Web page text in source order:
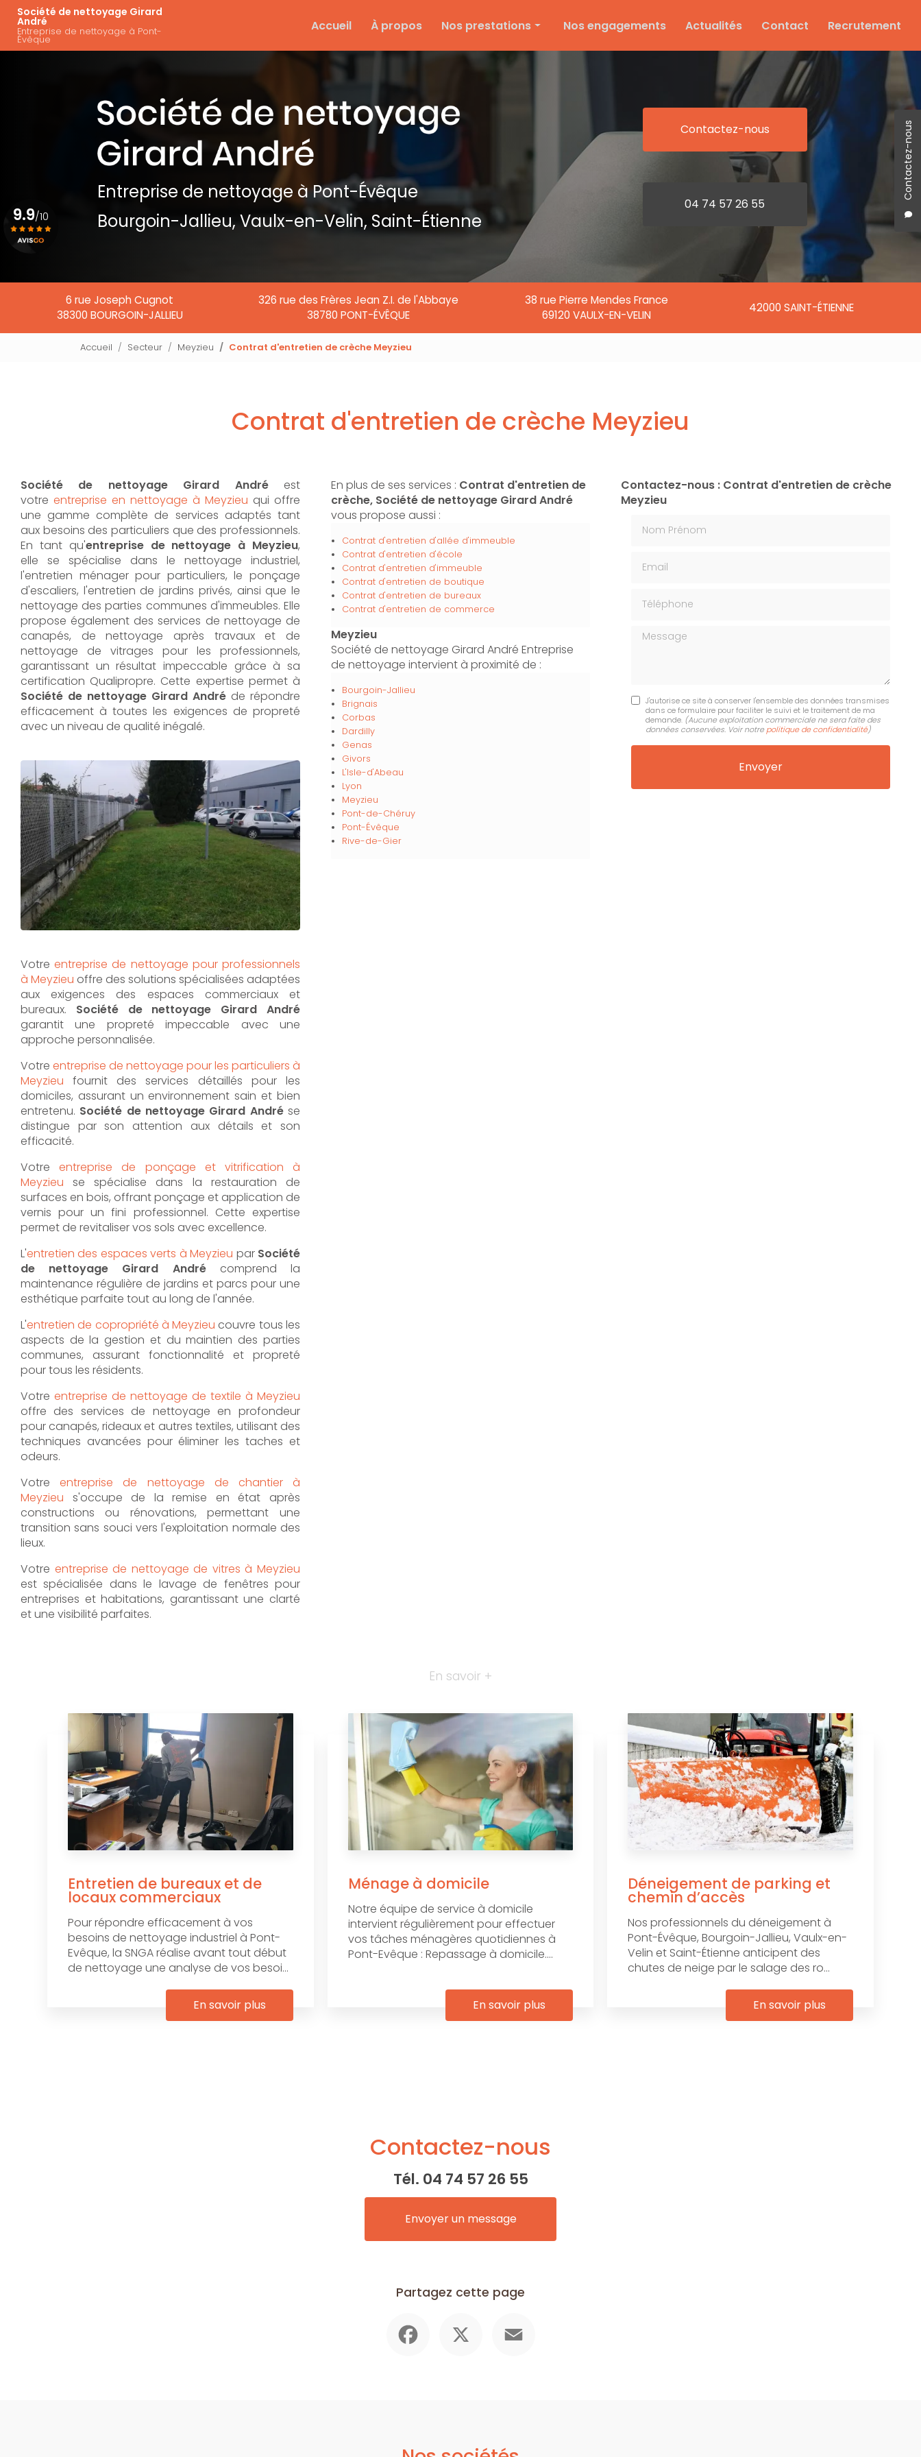
Aller
contenu
principal
Société de nettoyage Girard
André
Entreprise de nettoyage à Pont-
Évêque
Contactez-nous
Accueil
À propos Nos prestations
Nettoyage d'entreprise
Ponçage et vitrification
Nettoyage de textile
Nettoyage de chantier
Nettoyage de vitre
Nos engagements Actualités Contact Recrutement
Entreprise de nettoyage à Pont-Évêque
Bourgoin-Jallieu, Vaulx-en-Velin, Saint-Étienne
Contactez-nous
04 74 57 26 55
6 rue Joseph Cugnot
38300 BOURGOIN-JALLIEU
326 rue des Frères Jean Z.I. de l'Abbaye
38780 PONT-ÉVÊQUE
38 rue Pierre Mendes France
69120 VAULX-EN-VELIN
42000 SAINT-ÉTIENNE
9.9/10
Accueil Secteur Meyzieu Contrat d'entretien de crèche Meyzieu
Contrat d'entretien de crèche Meyzieu
Société de nettoyage Girard Andréest
votre entreprise en nettoyage à Meyzieu qui offre
une gamme complète de services adaptés tant
aux besoins des particuliers que des professionnels.
En tant qu'entreprise de nettoyage à Meyzieu,
elle se spécialise dans le nettoyage industriel,
l'entretien ménager pour particuliers, le ponçage
d'escaliers, l'entretien de jardins privés, ainsi que le
nettoyage des parties communes d'immeubles. Elle
propose également des services de nettoyage de
canapés, de nettoyage après travaux et de
nettoyage de vitrages pour les professionnels,
garantissant un résultat impeccable grâce à sa
certification Qualipropre. Cette expertise permet à
Société de nettoyage Girard André de répondre
efficacement à toutes les exigences de propreté
avec un niveau de qualité inégalé.
Votreentreprise de nettoyage pour professionnels
à Meyzieu offre des solutions spécialisées adaptées
aux exigences des espaces commerciaux et
bureaux. Société de nettoyage Girard André
garantit une propreté impeccable avec une
approche personnalisée.
Votre entreprise de nettoyage pour les particuliers à
Meyzieu fournit des services détaillés pour les
domiciles, assurant un environnement sain et bien
entretenu. Société de nettoyage Girard Andrése
distingue par son attention aux détails et son
efficacité.
Votreentreprise de ponçage et vitrification à
Meyzieu se spécialise dans la restauration de
surfaces en bois, offrant ponçage et application de
vernis pour un fini professionnel. Cette expertise
permet de revitaliser vos sols avec excellence.
L'entretien des espaces verts à Meyzieu par Société
de nettoyage Girard Andrécomprend la
maintenance régulière de jardins et parcs pour une
esthétique parfaite tout au long de l'année.
L'entretien de copropriété à Meyzieu couvre tous les
aspects de la gestion et du maintien des parties
communes, assurant fonctionnalité et propreté
pour tous les résidents.
Votre entreprise de nettoyage de textile à Meyzieu
offre des services de nettoyage en profondeur
pour canapés, rideaux et autres textiles, utilisant des
techniques avancées pour éliminer les taches et
odeurs.
Votreentreprise de nettoyage de chantier à
Meyzieu s'occupe de la remise en état après
constructions ou rénovations, permettant une
transition sans souci vers l'exploitation normale des
lieux.
Votre entreprise de nettoyage de vitres à Meyzieu
est spécialisée dans le lavage de fenêtres pour
entreprises et habitations, garantissant une clarté
et une visibilité parfaites.
En plus de ses services : Contrat d'entretien de
crèche, Société de nettoyage Girard André
vous propose aussi :
Contrat d'entretien d'allée d'immeuble
Contrat d'entretien d'école
Contrat d'entretien d'immeuble
Contrat d'entretien de boutique
Contrat d'entretien de bureaux
Contrat d'entretien de commerce
Meyzieu
Société de nettoyage Girard André Entreprise
de nettoyage intervient à proximité de :
Bourgoin-Jallieu
Brignais
Corbas
Dardilly
Genas
Givors
L'Isle-d'Abeau
Lyon
Meyzieu
Pont-de-Chéruy
Pont-Évêque
Rive-de-Gier
Contactez-nous : Contrat d'entretien de crèche
Meyzieu
Message
J'autorise ce site à conserver l'ensemble des données transmises
dans ce formulaire pour faciliter le suivi et le traitement de ma
demande. (Aucune exploitation commerciale ne sera faite des
données conservées. Voir notre politique de confidentialité)
En savoir +
Entretien de bureaux et de
locaux commerciaux
Pour répondre efficacement à vos
besoins de nettoyage industriel à Pont-
Evêque, la SNGA réalise avant tout début
de nettoyage une analyse de vos besoi...
En savoir plus
Ménage à domicile
Notre équipe de service à domicile
intervient régulièrement pour effectuer
vos tâches ménagères quotidiennes à
Pont-Evêque : Repassage à domicile....
En savoir plus
Déneigement de parking et
chemin d’accès
Nos professionnels du déneigement à
Pont-Évêque, Bourgoin-Jallieu, Vaulx-en-
Velin et Saint-Étienne anticipent des
chutes de neige par le salage des ro...
En savoir plus
Contactez-nous
Tél. 04 74 57 26 55
Envoyer un message
Partagez cette page